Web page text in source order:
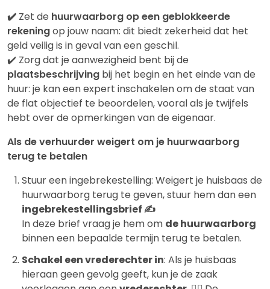
✔️ Zet de huurwaarborg op een geblokkeerde
rekeningop jouw naam: dit biedt zekerheid dat het
geld veilig is in geval van een geschil.
✔️ Zorg dat je aanwezigheid bent bij de
plaatsbeschrijving bij het begin en het einde van de
huur: je kan een expert inschakelen om de staat van
de flat objectief te beoordelen, vooral als je twijfels
hebt over de opmerkingen van de eigenaar.
Als de verhuurder weigert om je huurwaarborg
terug te betalen
Stuur een ingebrekestelling: Weigert je huisbaas de
huurwaarborg terug te geven, stuur hem dan een
ingebrekestellingsbrief ✍️
In deze brief vraag je hem om de huurwaarborg
binnen een bepaalde termijn terug te betalen.
Schakel een vrederechter in: Als je huisbaas
hieraan geen gevolg geeft, kun je de zaak